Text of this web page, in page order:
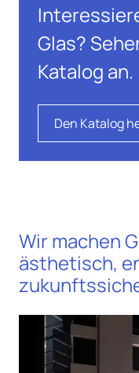
Glas?
Katalog an.
Den Katalog
Wir machen
ästhetisch,